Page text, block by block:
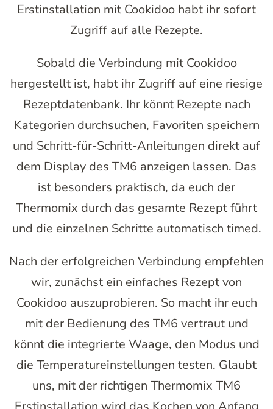
Erstinstallation mit Cookidoo habt ihr sofort
Zugriff auf alle Rezepte.
Sobald die Verbindung mit Cookidoo
hergestellt ist, habt ihr Zugriff auf eine riesige
Rezeptdatenbank. Ihr könnt Rezepte nach
Kategorien durchsuchen, Favoriten speichern
und Schritt-für-Schritt-Anleitungen direkt auf
dem Display des TM6 anzeigen lassen. Das
ist besonders praktisch, da euch der
Thermomix durch das gesamte Rezept führt
und die einzelnen Schritte automatisch timed.
Nach der erfolgreichen Verbindung empfehlen
wir, zunächst ein einfaches Rezept von
Cookidoo auszuprobieren. So macht ihr euch
mit der Bedienung des TM6 vertraut und
könnt die integrierte Waage, den Modus und
die Temperatureinstellungen testen. Glaubt
uns, mit der richtigen Thermomix TM6